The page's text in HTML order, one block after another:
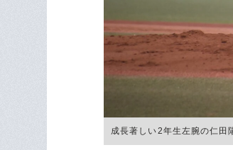
成長著しい2年生左腕の仁